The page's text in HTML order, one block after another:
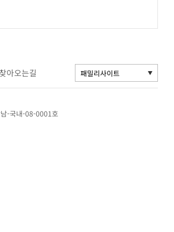
찾아오는길
-국내-08-0001호